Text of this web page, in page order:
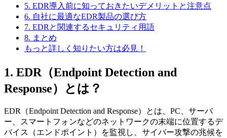
5. EDR導入前に知っておきたいデメリットと注意点
6. 自社に最適なEDR製品の選び方
7. EDRと関連するセキュリティ用語
8. まとめ
もっと詳しく知りたい方は必見！
1. EDR（Endpoint Detection and
Response）とは？
EDR（Endpoint Detection and Response）とは、PC、サーバ
ー、スマートフォンなどのネットワークの末端に位置するデ
バイス（エンドポイント）を監視し、サイバー攻撃の兆候を